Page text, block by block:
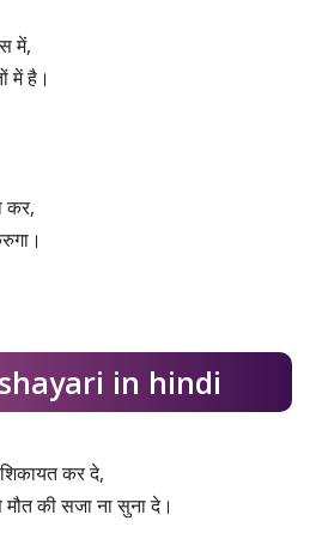
में,
में है।
कर,
in hindi
कर दे,
की सजा ना सुना दे।